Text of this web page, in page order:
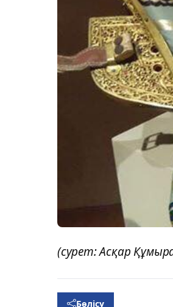
(сурет: Асқар
Бөлісу